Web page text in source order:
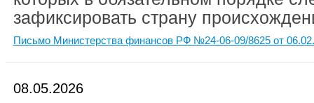
зафиксировать страну
Письмо Министерства финансов РФ №24-06-09/8625 от
08.05.2026